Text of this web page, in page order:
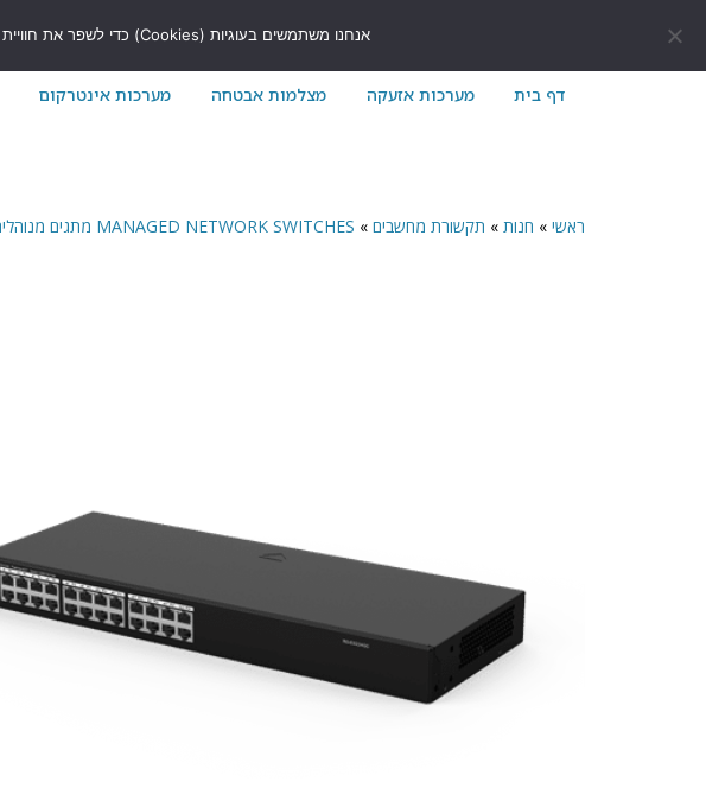
7411171@gmail.com
דף בית מערכות אזעקה מצלמות אבטחה מערכות אינטרקום
ראשי » חנות » תקשורת מחשבים » MANAGED NETWORK SWITCHES מתגים מנוהלים
אנחנו משתמשים בעוגיות (Cookies) כדי לשפר את חוויית הגלישה שלך באתר ולוודא שהכל עובד בצורה חלקה.